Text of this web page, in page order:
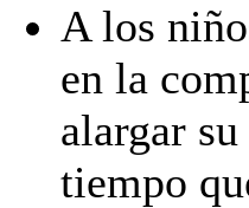
A los
en la
alargar
tiempo